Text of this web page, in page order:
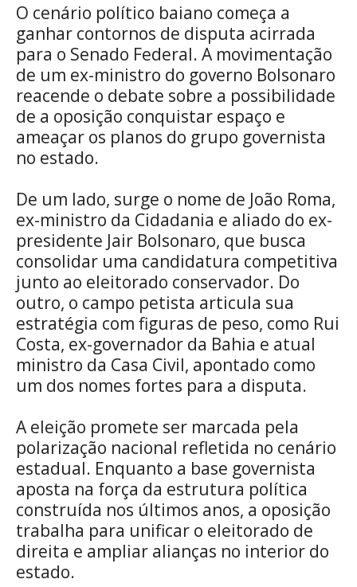
O cenário político baiano começa a
ganhar contornos de disputa acirrada
para o Senado Federal. A movimentação
de um ex-ministro do governo Bolsonaro
reacende o debate sobre a possibilidade
de a oposição conquistar espaço e
ameaçar os planos do grupo governista
no estado.
De um lado, surge o nome de João Roma,
ex-ministro da Cidadania e aliado do ex-
presidente Jair Bolsonaro, que busca
consolidar uma candidatura competitiva
junto ao eleitorado conservador. Do
outro, o campo petista articula sua
estratégia com figuras de peso, como Rui
Costa, ex-governador da Bahia e atual
ministro da Casa Civil, apontado como
um dos nomes fortes para a disputa.
A eleição promete ser marcada pela
polarização nacional refletida no cenário
estadual. Enquanto a base governista
aposta na força da estrutura política
construída nos últimos anos, a oposição
trabalha para unificar o eleitorado de
direita e ampliar alianças no interior do
estado.